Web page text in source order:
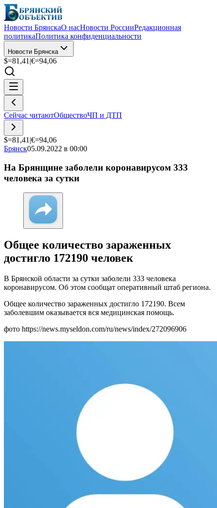
Новости БрянскаО насНовости РоссииРедакционная
политикаПолитика конфиденциальности
Новости Брянска
$=81,41 |€=94,06
Сейчас читаютОбществоЧП и ДТП
$=81,41 |€=94,06
Брянск05.09.2022 в 00:00
На Брянщине заболели коронавирусом 333
человека за сутки
Общее количество зараженных
достигло 172190 человек
В Брянской области за сутки заболели 333 человека
коронавирусом. Об этом сообщат оперативный штаб региона.
Общее количество зараженных достигло 172190. Всем
заболевшим оказывается вся медицинская помощь.
фото https://news.myseldon.com/ru/news/index/272096906